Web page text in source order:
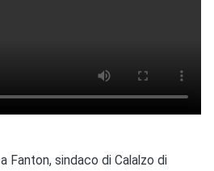
Fanton, sindaco di Calalzo di